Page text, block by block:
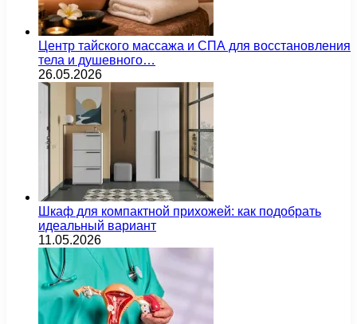
Центр тайского массажа и СПА для восстановления
тела и душевного…
26.05.2026
Шкаф для компактной прихожей: как подобрать
идеальный вариант
11.05.2026